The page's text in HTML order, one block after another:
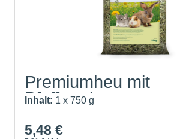
Premiumheu mit
Pfefferminze
Inhalt: 1 x 750 g
5,48 €